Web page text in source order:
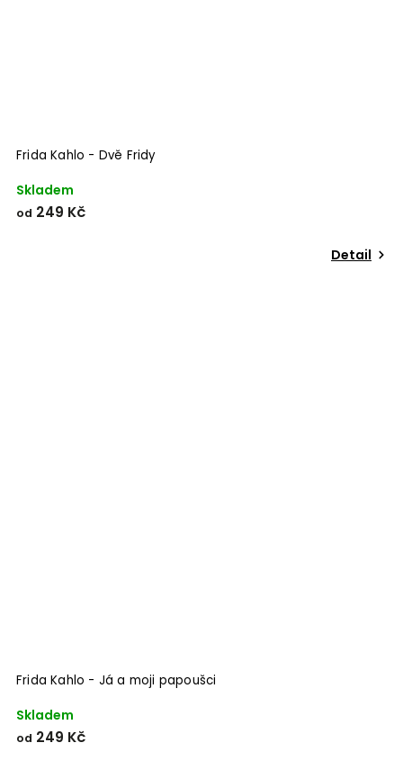
Frida Kahlo - Dvě Fridy
Skladem
od 249 Kč
Detail
Frida Kahlo - Já a moji papoušci
Skladem
od 249 Kč